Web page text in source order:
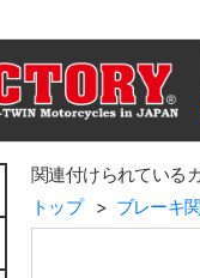
関連付けられている
トップ
ブレーキ